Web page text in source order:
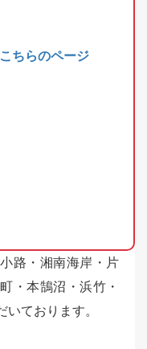
ちらのページ
路・湘南海岸・片
・本鵠沼・浜竹・
ております。